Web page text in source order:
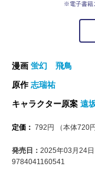
※電子書籍
漫画 蛍幻 飛鳥
原作志瑞祐
キャラクター原案 遠
定価： 792 円 （本体720
発売日： 2025年03月24日
9784041160541